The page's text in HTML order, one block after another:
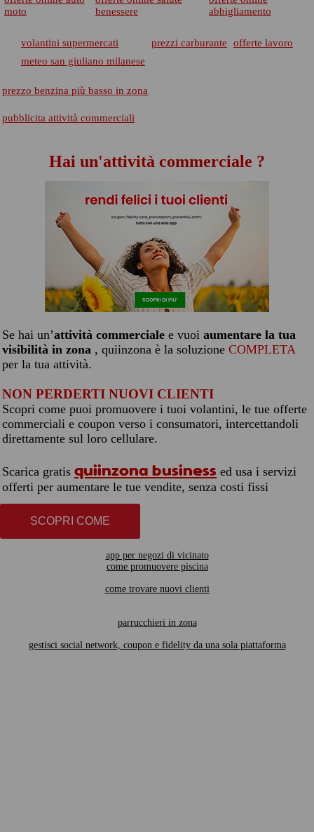
moto
benessere
abbigliamento
volantini supermercati prezzi carburante
offerte lavoro
meteo san giuliano milanese
prezzo benzina più basso in zona
pubblicita attività commerciali
Hai un'attività commerciale ?
Se hai un’attività commerciale e vuoi aumentare la tua
visibilità in zona , quiinzona è la soluzione COMPLETA
per la tua attività.
NON PERDERTI NUOVI CLIENTI
Scopri come puoi promuovere i tuoi volantini, le tue offerte
commerciali e coupon verso i consumatori, intercettandoli
direttamente sul loro cellulare.
Scarica gratis quiinzona business ed usa i servizi
offerti per aumentare le tue vendite, senza costi fissi
SCOPRI COME
app per negozi di vicinato
come promuovere piscina
come trovare nuovi clienti
parrucchieri in zona
gestisci social network, coupon e fidelity da una sola piattaforma